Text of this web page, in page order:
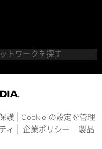
トワークを探す
護
Cookie の設定を管理
ィ 企業ポリシー
製品